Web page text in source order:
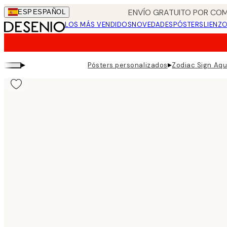
Skip
to
main
ESP ESPAÑOL ENVÍO GRATUITO POR
LOS MÁS VENDIDOSNOVEDADESPÓSTERS
▸ Pósters personalizados▸Zodiac Sign